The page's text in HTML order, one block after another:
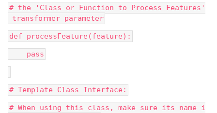
# the 'Class or Function to Process Features'
transformer parameter
def processFeature(feature):
pass
# Template Class Interface:
# When using this class, make sure its name i